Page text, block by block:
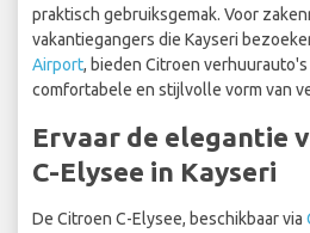
praktisch gebruiksgemak. Voor
vakantiegangers die Kayseri
Airport, bieden Citroen
comfortabele en stijlvolle vorm van
Ervaar de elegantie
C-Elysee in Kayseri
De Citroen C-Elysee, beschikbaar via